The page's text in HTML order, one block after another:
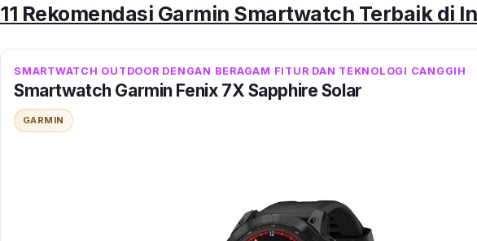
11 Rekomendasi Garmin Smartwatch Terbaik di
SMARTWATCH OUTDOOR DENGAN BERAGAM FITUR DAN TEKNOLOGI CANGGIH
Smartwatch Garmin Fenix 7X Sapphire Solar
GARMIN